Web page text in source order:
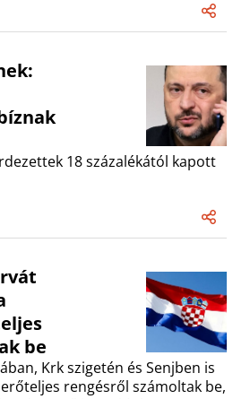
18 százalékától kapott
be
Krk szigetén és Senjben is
rengésről számoltak be,